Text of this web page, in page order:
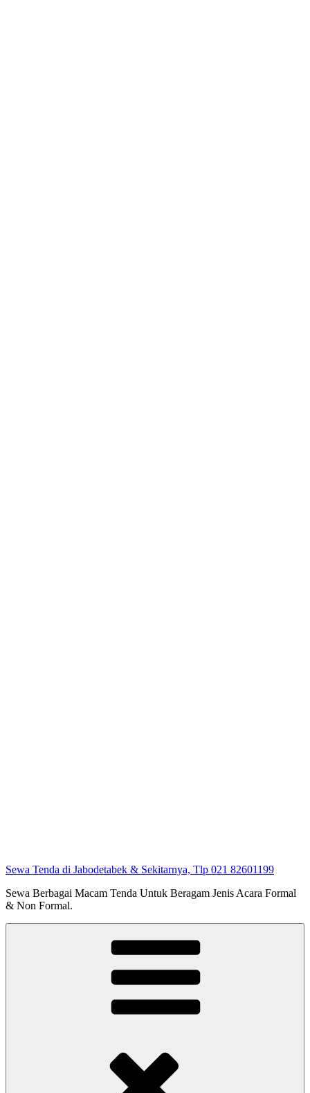
Sewa Tenda di Jabodetabek & Sekitarnya, Tlp 021 82601199
Sewa Berbagai Macam Tenda Untuk Beragam Jenis Acara Formal
& Non Formal.